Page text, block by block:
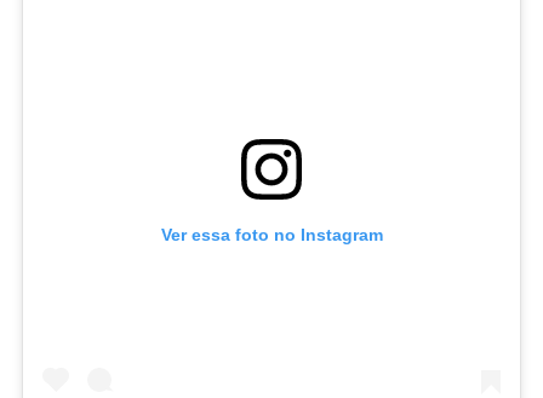
Ver essa foto no Instagram